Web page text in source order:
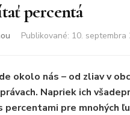
percentá
Publikované: 10. septembra
okolo nás – od zliav v
Napriek ich
percentami pre mnohých